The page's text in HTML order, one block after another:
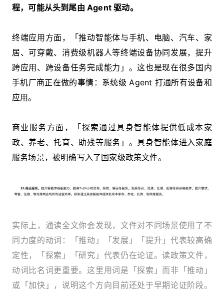
程，可能从头到尾由 Agent 驱动。
终端应用方面，「推动智能体与手机、电脑、汽车、家
居、可穿戴、消费级机器人等终端设备协同发展，提升
跨应用、跨设备任务完成能力」。这也是现在很多国内
手机厂商正在做的事情：系统级 Agent 打通所有设备和
应用。
商业服务方面，「探索通过具身智能体提供低成本家
政、养老、托育、助残等服务」。具身智能体进入家庭
服务场景，被明确写入了国家级政策文件。
实际上，通读全文你会发现，文件对不同场景使用了不
同力度的动词：「推动」「发展」「提升」代表较高确
定性，「探索」「研究」代表仍在论证。读政策文件，
动词比名词更重要。这里用词是「探索」而非「推动」
或「加快」，说明这个方向目前还处于早期论证阶段。